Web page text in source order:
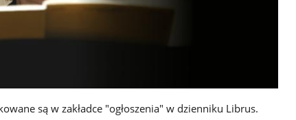
są w zakładce "ogłoszenia" w dzienniku Librus.